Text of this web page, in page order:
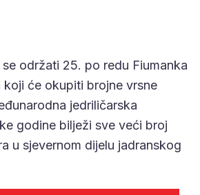
održati 25. po redu Fiumanka
koji će okupiti brojne vrsne
jedriličarska
godine bilježi sve veći broj
u sjevernom dijelu jadranskog